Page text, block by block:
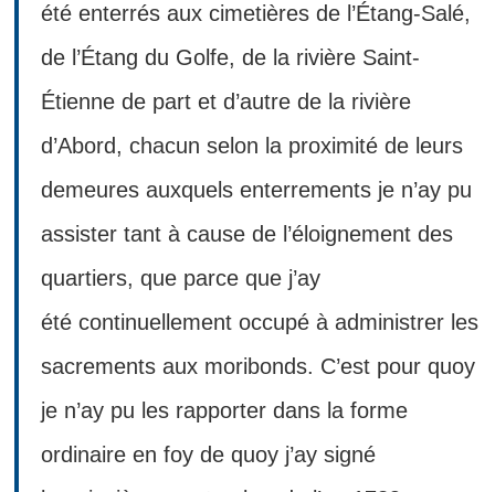
été enterrés aux cimetières de l’Étang-Salé,
de l’Étang du Golfe, de la rivière Saint-
Étienne de part et d’autre de la rivière
d’Abord, chacun selon la proximité de leurs
demeures auxquels enterrements je n’ay pu
assister tant à cause de l’éloignement des
quartiers, que parce que j’ay
été continuellement occupé à administrer les
sacrements aux moribonds. C’est pour quoy
je n’ay pu les rapporter dans la forme
ordinaire en foy de quoy j’ay signé